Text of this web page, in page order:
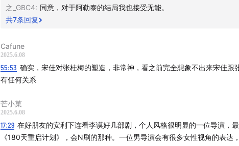
之_GBC4: 同意，对于阿勒泰的结局我也接受无能。
共7条回复
Cafune
2025.6.08
55:53 确实，宋佳对张桂梅的塑造，非常神，看之前完全想象不出来宋佳跟
有任何关系
芒小菓
2025.6.08
17:29 在好朋友的安利下连看李谟好几部剧，个人风格很明显的一位导演，
《180天重启计划》，会N刷的那种。一位男导演会有很多女性视角的表达